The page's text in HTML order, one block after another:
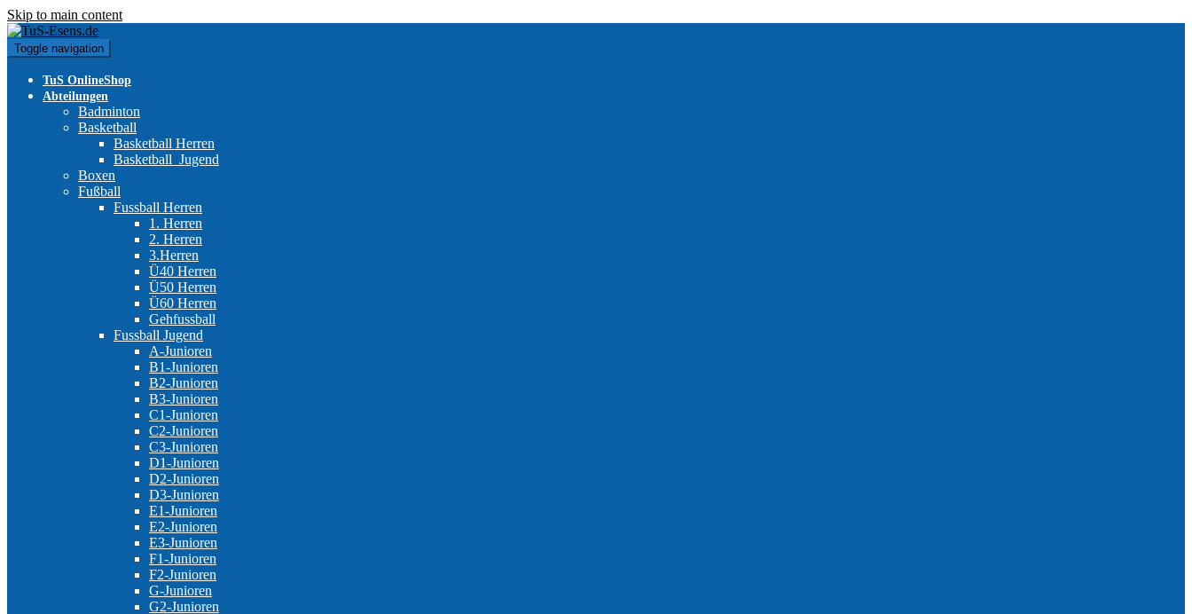
Skip to main content
Toggle navigation
TuS OnlineShop
Abteilungen
Badminton
Basketball
Basketball Herren
Basketball_Jugend
Boxen
Fußball
Fussball Herren
1. Herren
2. Herren
3.Herren
Ü40 Herren
Ü50 Herren
Ü60 Herren
Gehfussball
Fussball Jugend
A-Junioren
B1-Junioren
B2-Junioren
B3-Junioren
C1-Junioren
C2-Junioren
C3-Junioren
D1-Junioren
D2-Junioren
D3-Junioren
E1-Junioren
E2-Junioren
E3-Junioren
F1-Junioren
F2-Junioren
G-Junioren
G2-Junioren